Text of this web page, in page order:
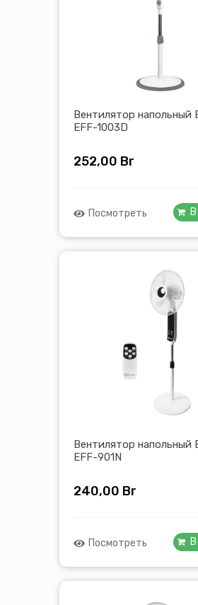
Вентилятор напольный
EFF-1003D
252,00 Br
Посмотреть
Вентилятор напольный
EFF-901N
240,00 Br
Посмотреть